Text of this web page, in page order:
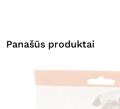
Panašūs produktai